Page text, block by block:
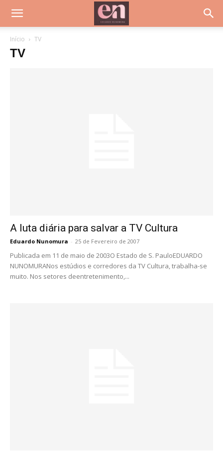
Início TV
TV
A luta diária para salvar a TV Cultura
Eduardo Nunomura - 25 de Fevereiro de 2007
Publicada em 11 de maio de 2003O Estado de S. PauloEDUARDO
NUNOMURANos estúdios e corredores da TV Cultura, trabalha-se
muito. Nos setores deentretenimento,...